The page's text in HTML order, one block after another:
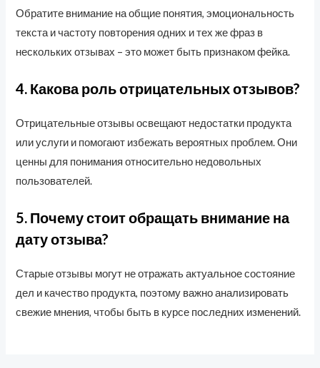
Обратите внимание на общие понятия, эмоциональность
текста и частоту повторения одних и тех же фраз в
нескольких отзывах – это может быть признаком фейка.
4. Какова роль отрицательных отзывов?
Отрицательные отзывы освещают недостатки продукта
или услуги и помогают избежать вероятных проблем. Они
ценны для понимания относительно недовольных
пользователей.
5. Почему стоит обращать внимание на
дату отзыва?
Старые отзывы могут не отражать актуальное состояние
дел и качество продукта, поэтому важно анализировать
свежие мнения, чтобы быть в курсе последних изменений.